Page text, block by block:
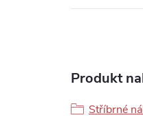
Produkt
Stříbrné